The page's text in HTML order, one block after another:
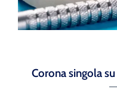
Corona singola